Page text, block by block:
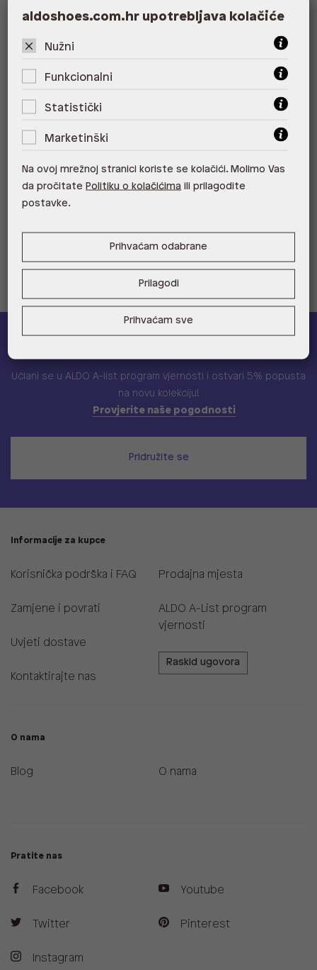
ALDO, City Center One East 10000
Zagreb
ALDO, City Center One West
10000 Zagreb
Split
ALDO, Tower Centar 51000 Rijeka
Učlani se u ALDO A-list program vjernosti i ostvari 5% popusta
na novu kolekciju!
Provjerite naše pogodnosti
Pridružite se
Informacije za kupce
Korisnička podrška i FAQ
Zamjene i povrati
Uvjeti dostave
Kontaktirajte nas
Prodajna mjesta
ALDO A-List program
vjernosti
Raskid ugovora
O nama
Blog O nama
Pratite nas
Facebook
Twitter
Instagram
Youtube
Pinterest
aldoshoes.com.hr upotrebljava kolačiće
Nužni
Funkcionalni
Statistički
Marketinški
Na ovoj mrežnoj stranici koriste se kolačići. Molimo Vas
da pročitate Politiku o kolačićima ili prilagodite
postavke.
Prihvaćam odabrane
Prilagodi
Prihvaćam sve